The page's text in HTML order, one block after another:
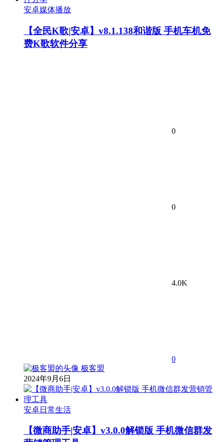
安卓媒体播放
【全民K歌|安卓】v8.1.138和谐版 手机车机免
费K歌软件分享
0
0
4.0K
0
极客盟
2024年9月6日
安卓日常生活
【微商助手|安卓】v3.0.0解锁版 手机微信群发